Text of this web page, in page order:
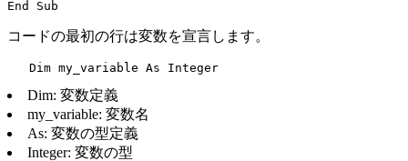
コードの最初の行は変数を宣言します。
Dim: 変数定義
my_variable: 変数名
As: 変数の型定義
Integer: 変数の型